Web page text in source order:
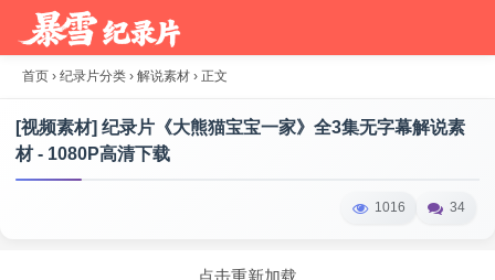
首页 › 纪录片分类 › 解说素材 › 正文
[视频素材] 纪录片《大熊猫宝宝一家》全3集无字幕解说素
材 - 1080P高清下载
1016 34
点击重新加载